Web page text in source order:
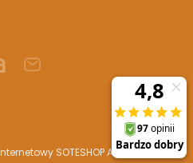
SOTESHOP AI